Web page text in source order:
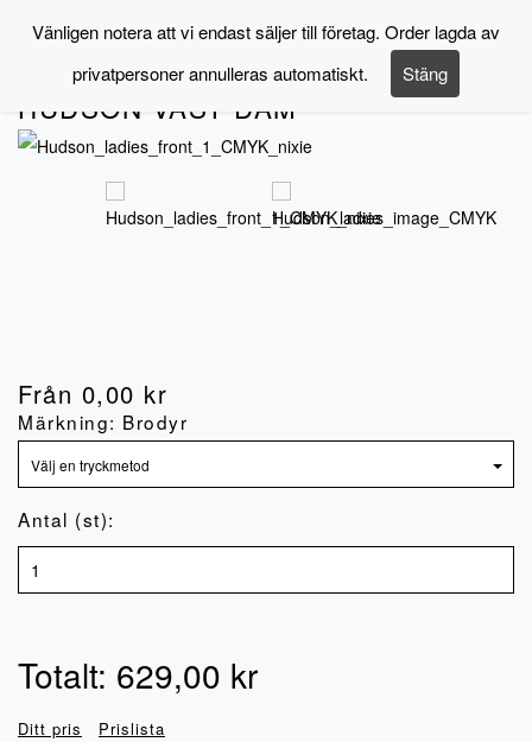
Navigering
NX-70029-01
HUDSON VÄST DAM
Från 0,00 kr
Märkning: Brodyr
Antal (st):
Totalt: 629,00 kr
Ditt pris Prislista
Vänligen notera att vi endast säljer till företag. Order lagda av
privatpersoner annulleras automatiskt.
Stäng